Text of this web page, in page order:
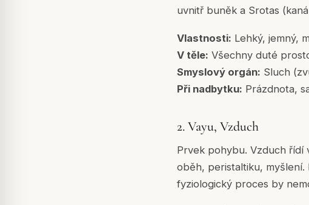
uvnitř buněk a Srotas
Vlastnosti: Lehký, jemný,
V těle: Všechny duté
Smyslový orgán: Sluch
Při nadbytku: Prázdnota,
2. Vayu, Vzduch
Prvek pohybu. Vzduch řídí
oběh, peristaltiku,
fyziologický proces by